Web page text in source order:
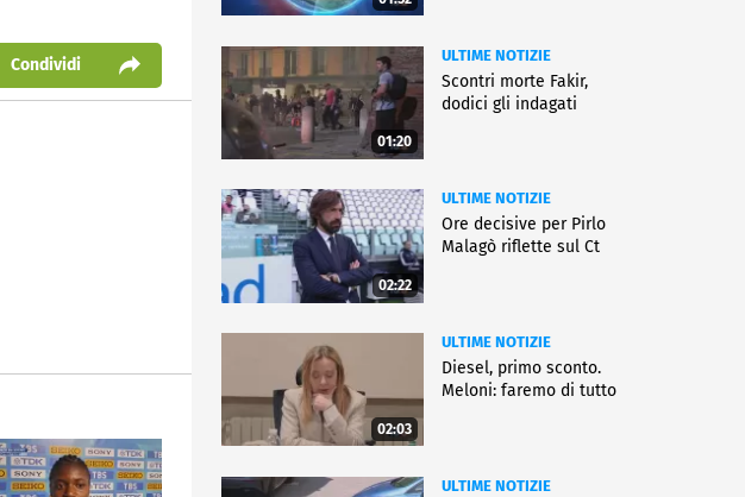
Condividi
01:20
ULTIME NOTIZIE
Scontri morte Fakir,
dodici gli indagati
02:22
ULTIME NOTIZIE
Ore decisive per Pirlo
Malagò riflette sul Ct
02:03
ULTIME NOTIZIE
Diesel, primo sconto.
Meloni: faremo di tutto
ULTIME NOTIZIE